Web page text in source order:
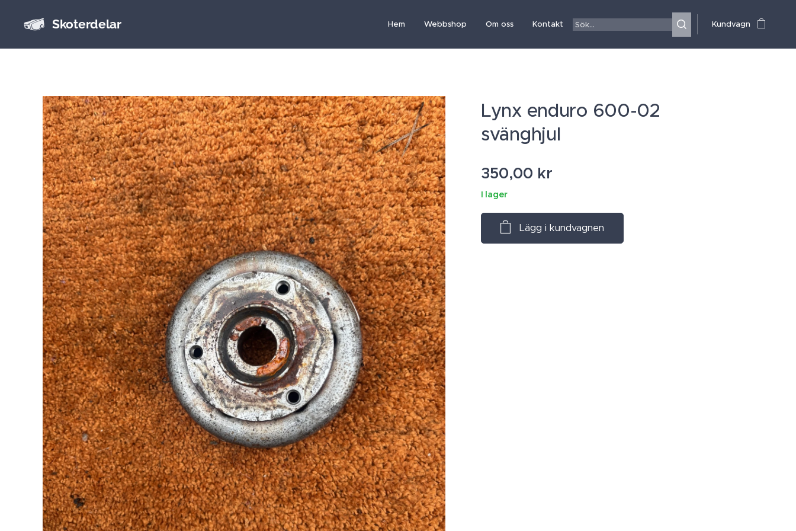
Skoterdelar Hem Webbshop Om oss Kontakt Kundvagn
Lynx enduro 600-02
svänghjul
350,00 kr
I lager
Lägg i kundvagnen